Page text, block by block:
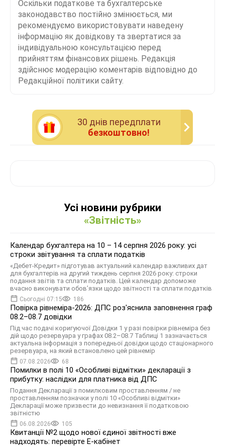
Оскільки податкове та бухгалтерське
законодавство постійно змінюється, ми
рекомендуємо використовувати наведену
інформацію як довідкову та звертатися за
індивідуальною консультацією перед
прийняттям фінансових рішень. Редакція
здійснює модерацію коментарів відповідно до
Редакційної політики сайту.
30 днiв передплати
безкоштовно!
Усі новини рубрики
«Звітність»
Календар бухгалтера на 10 – 14 серпня 2026 року: усі
строки звітування та сплати податків
«Дебет-Кредит» підготував актуальний календар важливих дат
для бухгалтерів на другий тиждень серпня 2026 року: строки
подання звітів та сплати податків. Цей календар допоможе
вчасно виконувати обов’язки щодо звітності та сплати податків
Сьогодні 07:15 186
Повірка рівнеміра-2026: ДПС роз'яснила заповнення граф
08.2–08.7 довідки
Під час подачі коригуючої Довідки 1 у разі повірки рівнеміра без
дій щодо резервуара у графах 08.2–08.7 Таблиці 1 зазначається
актуальна інформація з попередньої довідки щодо стаціонарного
резервуара, на який встановлено цей рівнемір
07.08.2026 68
Помилки в полі 10 «Особливі відмітки» декларації з
прибутку: наслідки для платника від ДПС
Подання Декларації з помилковим проставленням / не
проставленням позначки у полі 10 «Особливі відмітки»
Декларації може призвести до невизнання її податковою
звітністю
06.08.2026 105
Квитанції №2 щодо нової єдиної звітності вже
надходять: перевірте Е-кабінет